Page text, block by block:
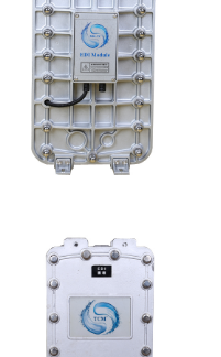
MK-TC50 EDI模块
MK-TC100 EDI超纯水